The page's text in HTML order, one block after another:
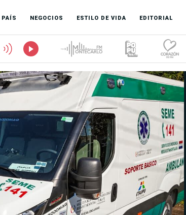
PAÍS NEGOCIOS ESTILO DE VIDA EDITORIAL